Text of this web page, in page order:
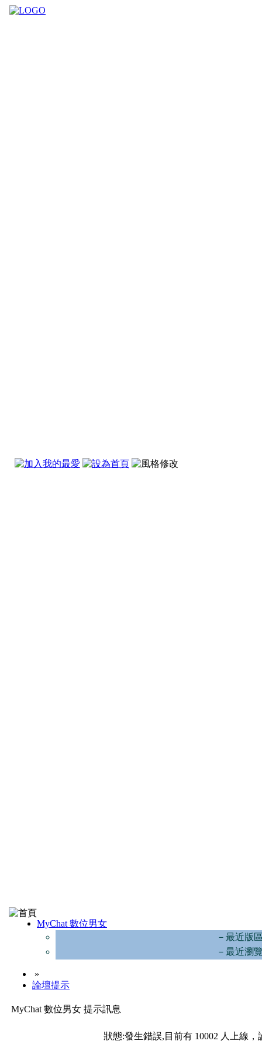
MyChat 數位男女
－最近版
－最近瀏
»
論壇提示
MyChat 數位男女 提示訊息
狀態:發生錯誤,目前有 10002 人上線